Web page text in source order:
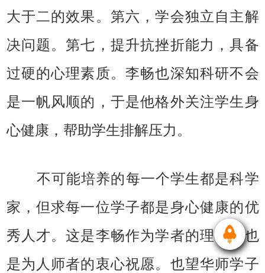
大于二的效果。第六，学会独立自主解
决问题。第七，提升抗挫折能力，具备
过硬的心理素质。李畅也深知科研不会
是一帆风顺的，于是他格外关注学生身
心健康，帮助学生排解压力。
不可能培养的每一个学生都是科学
家，但求每一位学子都是身心健康的优
秀人才。这是李畅作为学者的理性，也
是为人师者的衷心祝愿。也望华师学子